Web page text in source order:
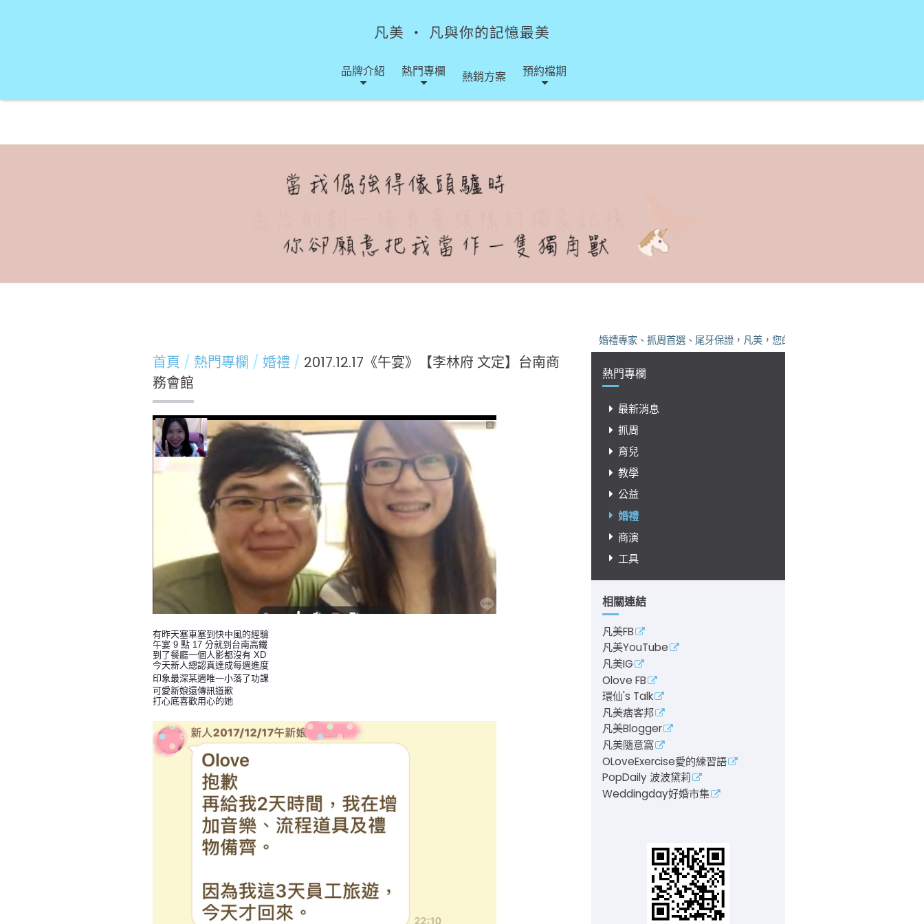
凡美 ‧ 凡與你的記憶最美
品牌介紹 熱門專欄 熱銷方案 預約檔期
熱門專欄
最新消息
抓周
育兒
教學
公益
婚禮
商演
工具
相關連結
凡美FB
凡美YouTube
凡美IG
Olove FB
環仙's Talk
凡美痞客邦
凡美Blogger
凡美隨意窩
OLoveExercise愛的練習語
PopDaily 波波黛莉
Weddingday好婚市集
婚禮專家、抓周首選、尾牙保證，凡美，您的活動神隊友！
首頁 熱門專欄 婚禮
2017.12.17《午宴》【李林府 文定】台南商
務會館
有昨天塞車塞到快中風的經驗
午宴 9 點 17 分就到台南高鐵
到了餐廳一個人影都沒有 XD
今天新人總認真達成每週進度
印象最深某週唯一小落了功課
可愛新娘還傳訊道歉
打心底喜歡用心的她